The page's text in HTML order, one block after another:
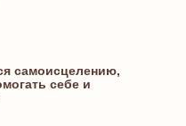
самоисцелению,
себе и